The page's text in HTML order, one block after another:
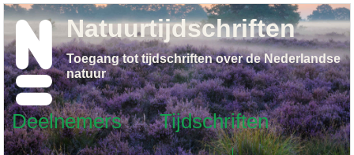
Deelnemers
Tijdschriften
Natuurtijdschriften
Toegang tot tijdschriften over de Nederlandse
natuur